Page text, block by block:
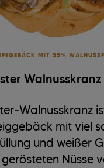
MIT 55%
Walnusskranz
mit viel
und weißer
Nüsse